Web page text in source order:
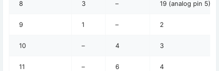
8 3 – 19 (analog pin 5)
9 1 – 2
10 – 4 3
11 – 6 4